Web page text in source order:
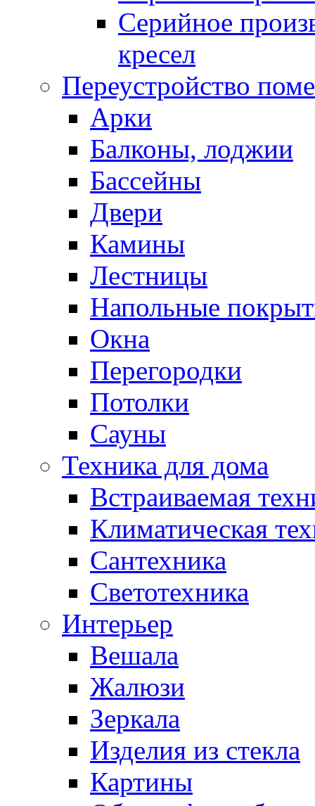
Серийное
кресел
Переустройство
Арки
Балконы, лоджии
Бассейны
Двери
Камины
Лестницы
Напольные
Окна
Перегородки
Потолки
Сауны
Техника для дома
Встраиваемая
Климатическая
Сантехника
Светотехника
Интерьер
Вешала
Жалюзи
Зеркала
Изделия из стекла
Картины